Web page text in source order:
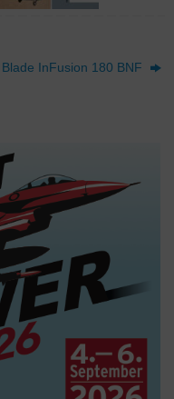
Blade InFusion 180 BNF